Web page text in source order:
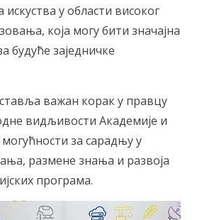
искуства у области високог
која могу бити значајна
будуће заједничке
важан корак у правцу
видљивости Академије и
за сарадњу у
размене знања и развоја
програма.